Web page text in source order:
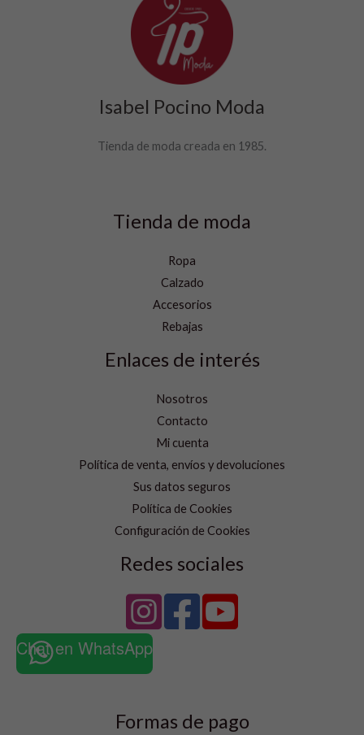
Isabel Pocino Moda
Tienda de moda creada en 1985.
Tienda de moda
Ropa
Calzado
Accesorios
Rebajas
Enlaces de interés
Nosotros
Contacto
Mi cuenta
Política de venta, envíos y devoluciones
Sus datos seguros
Política de Cookies
Configuración de Cookies
Redes sociales
Chat en WhatsApp
Formas de pago